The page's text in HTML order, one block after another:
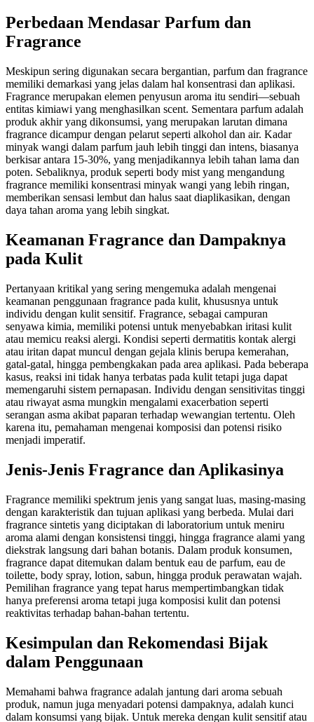
Perbedaan Mendasar Parfum dan
Fragrance
Meskipun sering digunakan secara bergantian, parfum dan fragrance
memiliki demarkasi yang jelas dalam hal konsentrasi dan aplikasi.
Fragrance merupakan elemen penyusun aroma itu sendiri—sebuah
entitas kimiawi yang menghasilkan scent. Sementara parfum adalah
produk akhir yang dikonsumsi, yang merupakan larutan dimana
fragrance dicampur dengan pelarut seperti alkohol dan air. Kadar
minyak wangi dalam parfum jauh lebih tinggi dan intens, biasanya
berkisar antara 15-30%, yang menjadikannya lebih tahan lama dan
poten. Sebaliknya, produk seperti body mist yang mengandung
fragrance memiliki konsentrasi minyak wangi yang lebih ringan,
memberikan sensasi lembut dan halus saat diaplikasikan, dengan
daya tahan aroma yang lebih singkat.
Keamanan Fragrance dan Dampaknya
pada Kulit
Pertanyaan kritikal yang sering mengemuka adalah mengenai
keamanan penggunaan fragrance pada kulit, khususnya untuk
individu dengan kulit sensitif. Fragrance, sebagai campuran
senyawa kimia, memiliki potensi untuk menyebabkan iritasi kulit
atau memicu reaksi alergi. Kondisi seperti dermatitis kontak alergi
atau iritan dapat muncul dengan gejala klinis berupa kemerahan,
gatal-gatal, hingga pembengkakan pada area aplikasi. Pada beberapa
kasus, reaksi ini tidak hanya terbatas pada kulit tetapi juga dapat
memengaruhi sistem pernapasan. Individu dengan sensitivitas tinggi
atau riwayat asma mungkin mengalami exacerbation seperti
serangan asma akibat paparan terhadap wewangian tertentu. Oleh
karena itu, pemahaman mengenai komposisi dan potensi risiko
menjadi imperatif.
Jenis-Jenis Fragrance dan Aplikasinya
Fragrance memiliki spektrum jenis yang sangat luas, masing-masing
dengan karakteristik dan tujuan aplikasi yang berbeda. Mulai dari
fragrance sintetis yang diciptakan di laboratorium untuk meniru
aroma alami dengan konsistensi tinggi, hingga fragrance alami yang
diekstrak langsung dari bahan botanis. Dalam produk konsumen,
fragrance dapat ditemukan dalam bentuk eau de parfum, eau de
toilette, body spray, lotion, sabun, hingga produk perawatan wajah.
Pemilihan fragrance yang tepat harus mempertimbangkan tidak
hanya preferensi aroma tetapi juga komposisi kulit dan potensi
reaktivitas terhadap bahan-bahan tertentu.
Kesimpulan dan Rekomendasi Bijak
dalam Penggunaan
Memahami bahwa fragrance adalah jantung dari aroma sebuah
produk, namun juga menyadari potensi dampaknya, adalah kunci
dalam konsumsi yang bijak. Untuk mereka dengan kulit sensitif atau